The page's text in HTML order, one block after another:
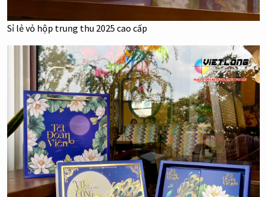
Sỉ lẻ vỏ hộp trung thu 2025 cao cấp